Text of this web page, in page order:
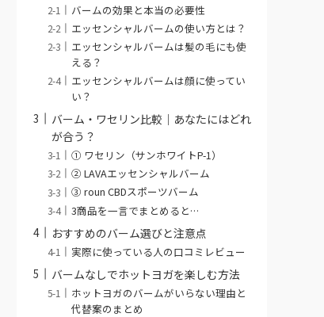
バームの効果と本当の必要性
エッセンシャルバームの使い方とは？
エッセンシャルバームは髪の毛にも使
える？
エッセンシャルバームは顔に使ってい
い？
バーム・ワセリン比較｜あなたにはどれ
が合う？
① ワセリン（サンホワイトP-1）
② LAVAエッセンシャルバーム
③ roun CBDスポーツバーム
3商品を一言でまとめると…
おすすめのバーム選びと注意点
実際に使っている人の口コミレビュー
バームなしでホットヨガを楽しむ方法
ホットヨガのバームがいらない理由と
代替案のまとめ